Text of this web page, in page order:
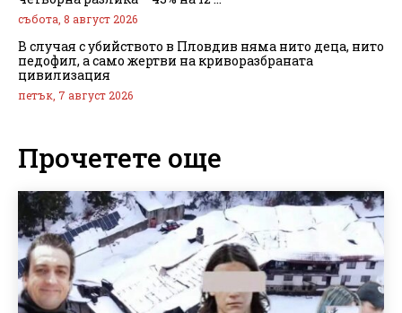
събота, 8 август 2026
В случая с убийството в Пловдив няма нито деца, нито
педофил, а само жертви на криворазбраната
цивилизация
петък, 7 август 2026
Прочетете още